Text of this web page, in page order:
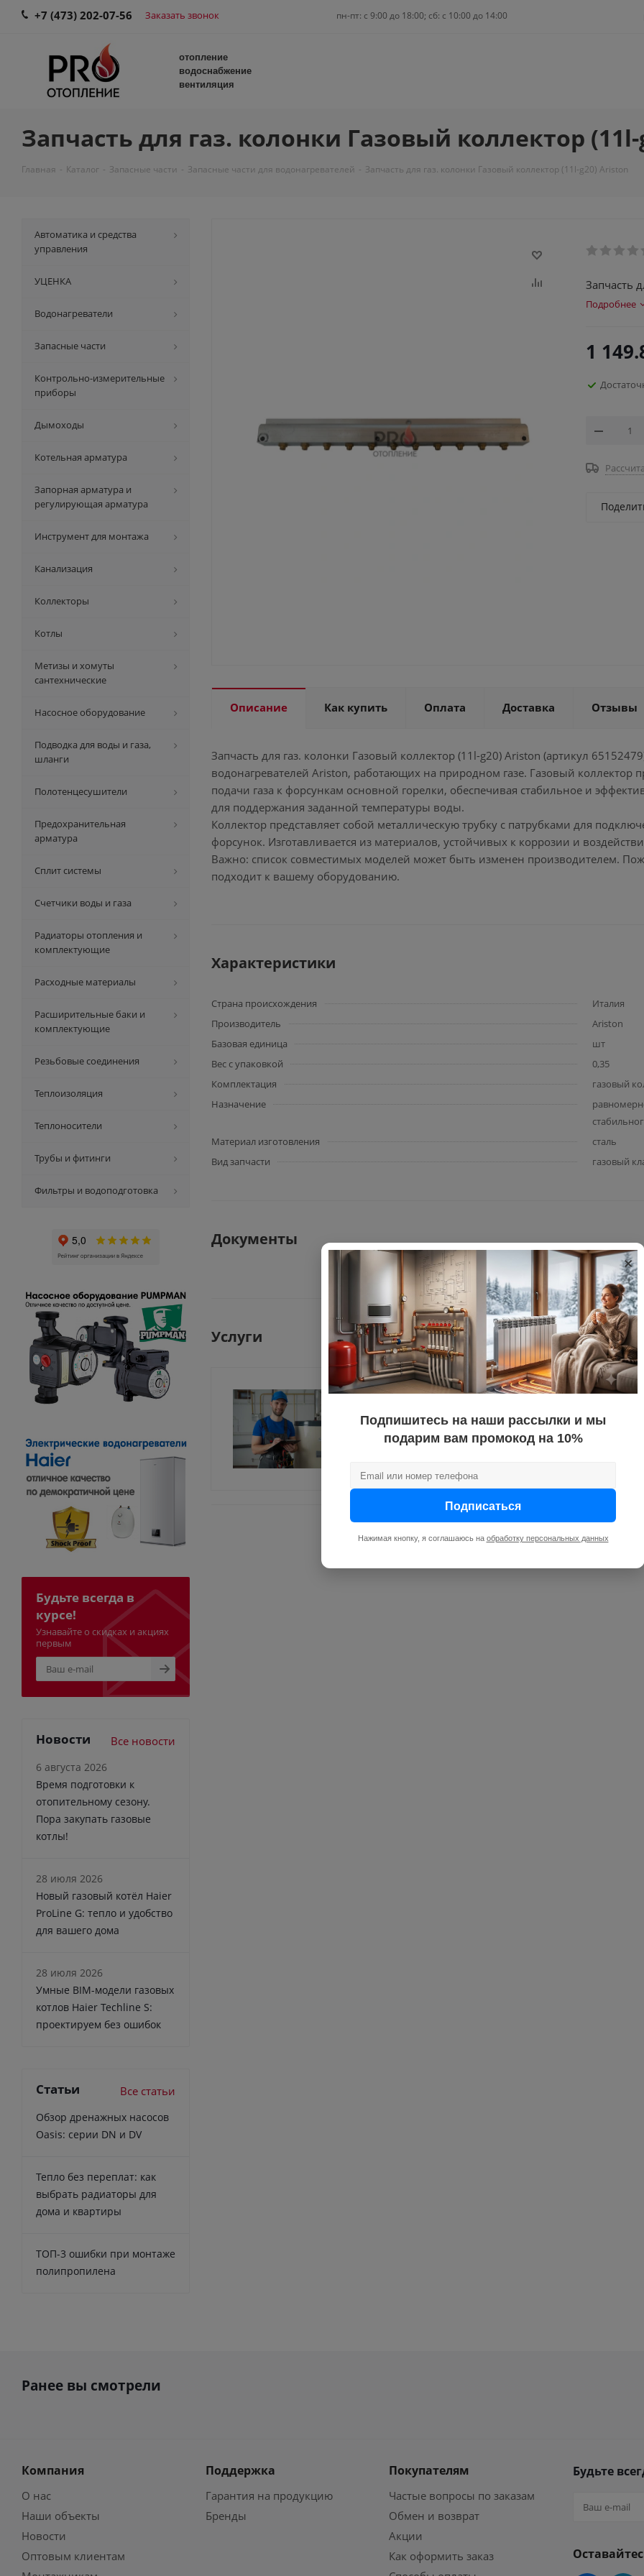
+7 (473) 202-07-56 Заказать звонок пн-пт: c 9:00 до 18:00; сб: с 10:00 до 14:00
отопление
водоснабжение
вентиляция
Запчасть для газ. колонки Газовый коллектор
Главная - Каталог - Запасные части - Запасные части для водонагревателей - Запчасть для газ. колонки Газовый коллектор (11l-g20) Ariston
Запчасть
Подробнее
1
Описание Как купить Оплата Доставка Отзывы
Запчасть для газ. колонки Газовый коллектор (11l-g20) Ariston (артикул
водонагревателей Ariston, работающих на природном газе. Газовый коллектор
подачи газа к форсункам основной горелки, обеспечивая стабильное и
для поддержания заданной температуры воды.
Коллектор представляет собой металлическую трубку с патрубками для
форсунок. Изготавливается из материалов, устойчивых к коррозии и
Важно: список совместимых моделей может быть изменен производителем.
подходит к вашему оборудованию.
Характеристики
Страна происхождения
Италия
Производитель
Ariston
Базовая единица
шт
Вес с упаковкой
0,35
Комплектация
газовый
Назначение
Материал изготовления
сталь
Вид запчасти
газовый
Документы
Услуги
Ремонт водонагревателей
PROотопление предлагает услуги по гарантийному
Воронеже. Выполним работы качественно в
Автоматика и средства
управления
УЦЕНКА
Водонагреватели
Запасные части
Контрольно-измерительные
приборы
Дымоходы
Котельная арматура
Запорная арматура и
регулирующая арматура
Инструмент для монтажа
Канализация
Коллекторы
Котлы
Метизы и хомуты
сантехнические
Насосное оборудование
Подводка для воды и газа,
шланги
Полотенцесушители
Предохранительная
арматура
Сплит системы
Счетчики воды и газа
Радиаторы отопления и
комплектующие
Расходные материалы
Расширительные баки и
комплектующие
Резьбовые соединения
Теплоизоляция
Теплоносители
Трубы и фитинги
Фильтры и водоподготовка
Будьте всегда в
курсе!
Узнавайте о скидках и акциях
первым
Новости Все новости
6 августа 2026
Время подготовки к
отопительному сезону.
Пора закупать газовые
котлы!
28 июля 2026
Новый газовый котёл Haier
ProLine G: тепло и удобство
для вашего дома
28 июля 2026
Умные BIM-модели газовых
котлов Haier Techline S:
проектируем без ошибок
Статьи Все статьи
Обзор дренажных насосов
Oasis: серии DN и DV
Тепло без переплат: как
выбрать радиаторы для
дома и квартиры
ТОП-3 ошибки при монтаже
полипропилена
Ранее вы смотрели
Компания
О нас
Наши объекты
Новости
Оптовым клиентам
Поддержка
Гарантия на продукцию
Бренды
Покупателям
Частые вопросы по заказам
Обмен и возврат
Акции
Как оформить заказ
Будьте
×
Подпишитесь на наши рассылки и мы
подарим вам промокод на 10%
Подписаться
Нажимая кнопку, я соглашаюсь на обработку персональных данных